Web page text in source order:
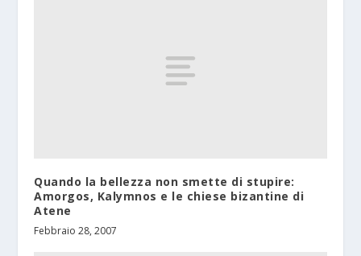
Quando la bellezza non smette di stupire:
Amorgos, Kalymnos e le chiese bizantine di
Atene
Febbraio 28, 2007